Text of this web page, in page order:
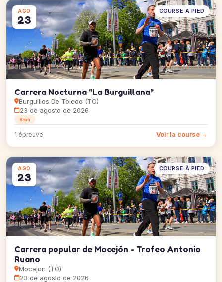
AGO
23
COURSE À PIED
Carrera Nocturna "La Burguillana"
Burguillos De Toledo (TO)
23 de agosto de 2026
6 km
1 épreuve Voir la course →
AGO
23
COURSE À PIED
Carrera popular de Mocejón - Trofeo Antonio
Ruano
Mocejon (TO)
23 de agosto de 2026